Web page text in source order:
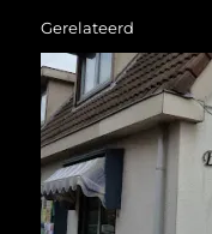
Gerelateerd